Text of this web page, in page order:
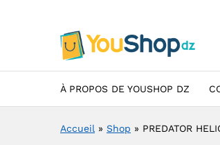
À PROPOS DE YOUSHOP DZ
Accueil » Shop » PREDATOR